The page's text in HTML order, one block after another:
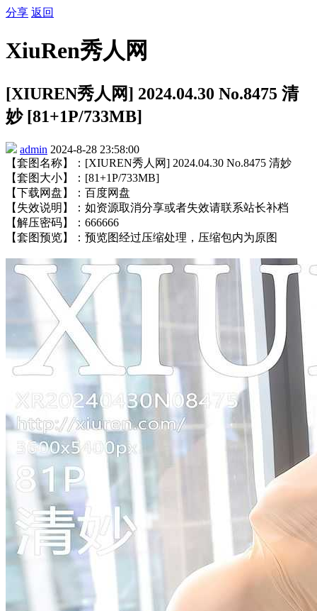
分享 返回
XiuRen秀人网
[XIUREN秀人网] 2024.04.30 No.8475 清
妙 [81+1P/733MB]
admin 2024-8-28 23:58:00
【套图名称】：[XIUREN秀人网] 2024.04.30 No.8475 清妙
【套图大小】：[81+1P/733MB]
【下载网盘】：百度网盘
【失效说明】：如资源取消分享或者失效请联系站长补档
【解压密码】：666666
【套图预览】：预览图经过压缩处理，压缩包内为原图